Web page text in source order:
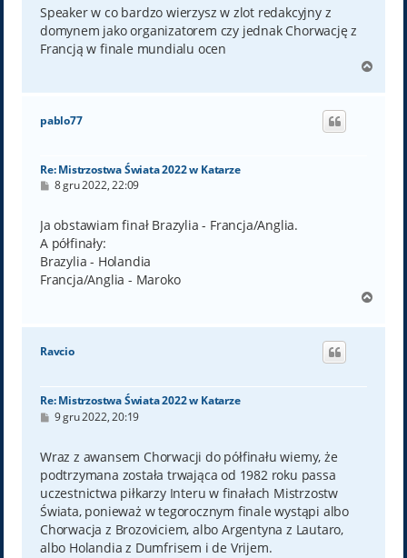
t
Speaker w co bardzo wierzysz w zlot redakcyjny z
domynem jako organizatorem czy jednak Chorwację z
Francją w finale mundialu ocen
g
pablo77
Re: Mistrzostwa Świata 2022 w Katarze
P
t
8 gru 2022, 22:09
Ja obstawiam finał Brazylia - Francja/Anglia.
A półfinały:
Brazylia - Holandia
Francja/Anglia - Maroko
g
Ravcio
Re: Mistrzostwa Świata 2022 w Katarze
P
t
9 gru 2022, 20:19
Wraz z awansem Chorwacji do półfinału wiemy, że
podtrzymana została trwająca od 1982 roku passa
uczestnictwa piłkarzy Interu w finałach Mistrzostw
Świata, ponieważ w tegorocznym finale wystąpi albo
Chorwacja z Brozoviciem, albo Argentyna z Lautaro,
albo Holandia z Dumfrisem i de Vrijem.